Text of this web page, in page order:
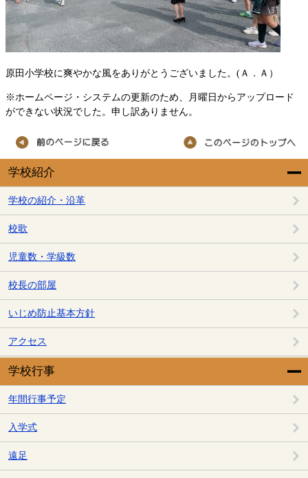
学校紹介
学校の紹介・沿革
校歌
児童数・学級数
校長の部屋
いじめ防止基本方針
アクセス
学校行事
年間行事予定
入学式
遠足
原田小学校に爽やかな風をありがとうございました。(Ａ．Ａ）
※ホームページ・システムの更新のため、月曜日からアップロード
ができない状況でした。申し訳ありません。